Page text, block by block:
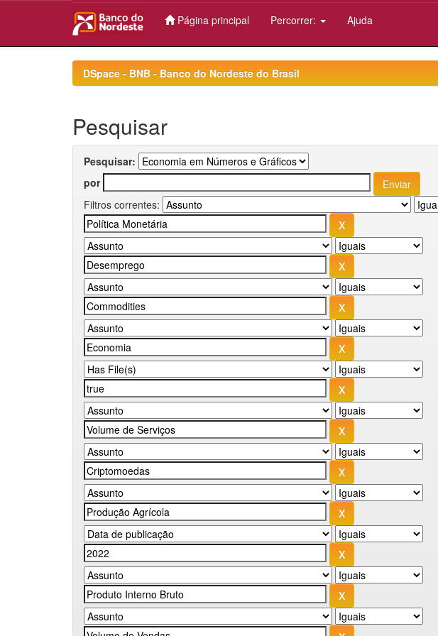
Página principal Percorrer: Ajuda
DSpace - BNB - Banco do Nordeste do Brasil
Pesquisar
Pesquisar:
por
Filtros correntes: